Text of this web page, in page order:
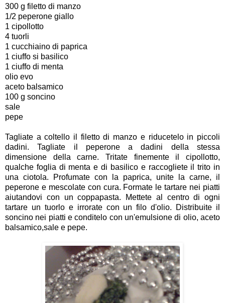
300 g filetto di manzo
1/2 peperone giallo
1 cipollotto
4 tuorli
1 cucchiaino di paprica
1 ciuffo si basilico
1 ciuffo di menta
olio evo
aceto balsamico
100 g soncino
sale
pepe
Tagliate a coltello il filetto di manzo e riducetelo in piccoli
dadini. Tagliate il peperone a dadini della stessa
dimensione della carne. Tritate finemente il cipollotto,
qualche foglia di menta e di basilico e raccogliete il trito in
una ciotola. Profumate con la paprica, unite la carne, il
peperone e mescolate con cura. Formate le tartare nei piatti
aiutandovi con un coppapasta. Mettete al centro di ogni
tartare un tuorlo e irrorate con un filo d'olio. Distribuite il
soncino nei piatti e conditelo con un'emulsione di olio, aceto
balsamico,sale e pepe.